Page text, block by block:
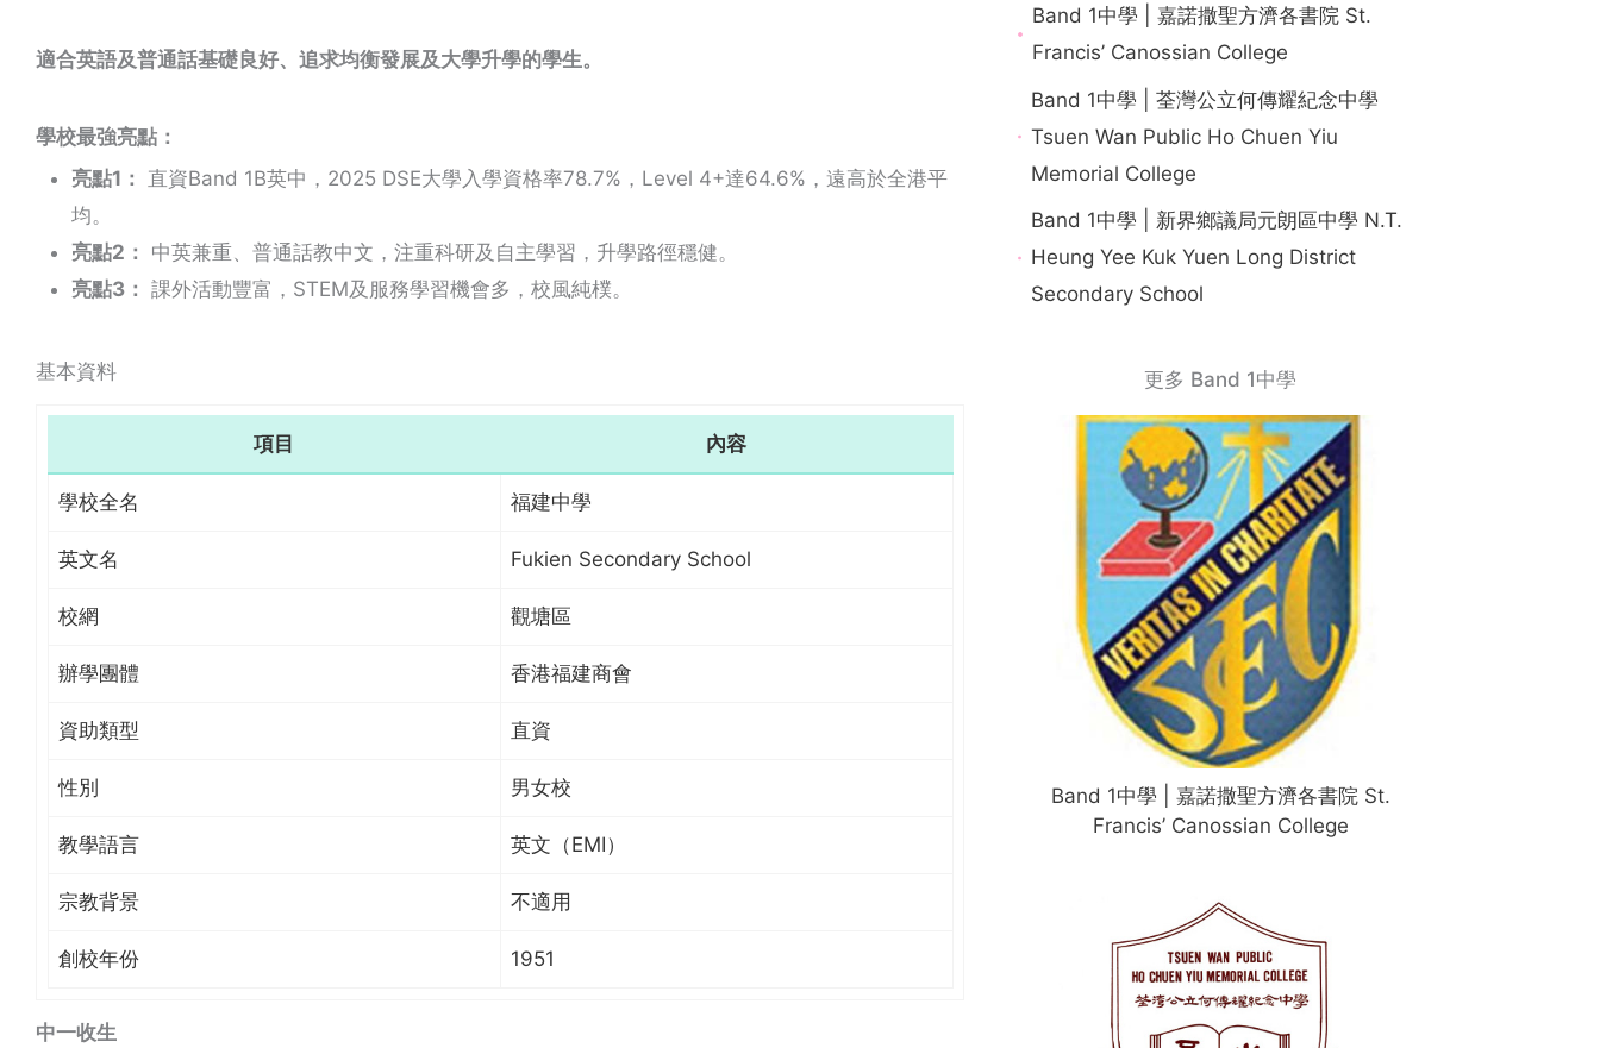
適合英語及普通話基礎良好、追求均衡發展及大學升學的學生。
學校最強亮點：
亮點1：
直資Band 1B英中，2025 DSE大學入學資格率78.7%，Level 4+達64.6%，遠高於全港平
均。
亮點2：
中英兼重、普通話教中文，注重科研及自主學習，升學路徑穩健。
亮點3： 課外活動豐富，STEM及服務學習機會多，校風純樸。
基本資料
項目 內容
學校全名 福建中學
英文名 Fukien Secondary School
校網 觀塘區
辦學團體 香港福建商會
資助類型 直資
性別 男女校
教學語言 英文（EMI）
宗教背景 不適用
創校年份 1951
中一收生
Band 1中學 | 嘉諾撒聖方濟各書院 St.
Francis’ Canossian College
Band 1中學 | 荃灣公立何傳耀紀念中學
Tsuen Wan Public Ho Chuen Yiu
Memorial College
Band 1中學 | 新界鄉議局元朗區中學 N.T.
Heung Yee Kuk Yuen Long District
Secondary School
更多 Band 1中學
Band 1中學 | 嘉諾撒聖方濟各書院 St.
Francis’ Canossian College